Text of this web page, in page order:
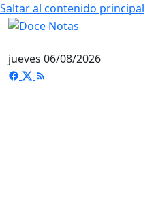
Saltar al contenido principal
jueves 06/08/2026